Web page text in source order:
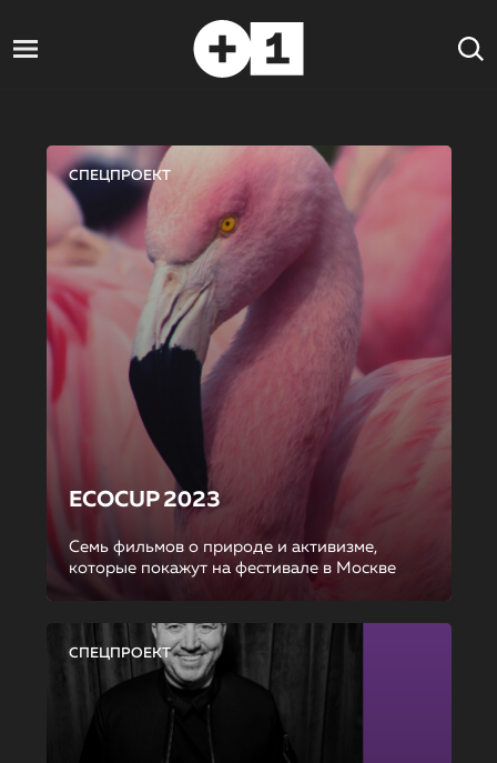
СПЕЦПРОЕКТ
ECOCUP 2023
Семь фильмов о природе и активизме,
которые покажут на фестивале в Москве
СПЕЦПРОЕКТ